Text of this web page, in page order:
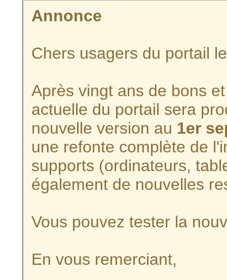
Annonce
Chers usagers du portail
Après vingt ans de bons
actuelle du portail sera
nouvelle version au 1er
une refonte complète de
supports (ordinateurs,
également de nouvelles
Vous pouvez tester la
En vous remerciant,